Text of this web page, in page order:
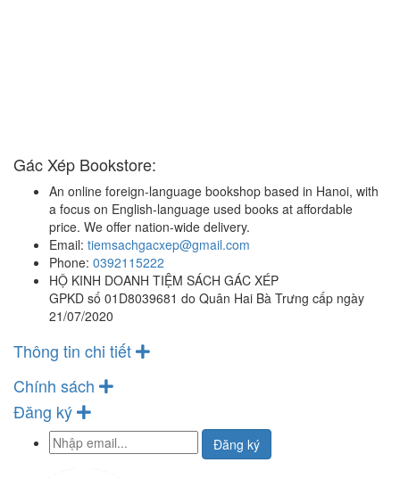
Gác Xép Bookstore:
An online foreign-language bookshop based in Hanoi, with
a focus on English-language used books at affordable
price. We offer nation-wide delivery.
Email: tiemsachgacxep@gmail.com
Phone: 0392115222
HỘ KINH DOANH TIỆM SÁCH GÁC XÉP
GPKD số 01D8039681 do Quân Hai Bà Trưng cấp ngày
21/07/2020
Thông tin chi tiết
Chính sách
Đăng ký
Đăng ký